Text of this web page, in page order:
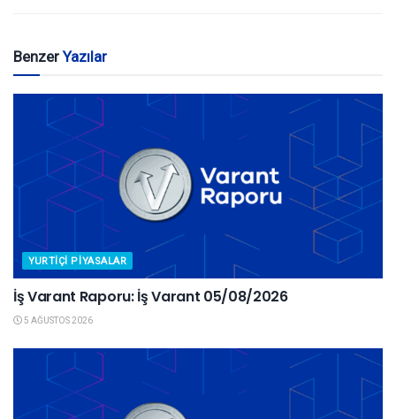
BenzerYazılar
YURTIÇI PIYASALAR
İş Varant Raporu: İş Varant 05/08/2026
5 AĞUSTOS 2026